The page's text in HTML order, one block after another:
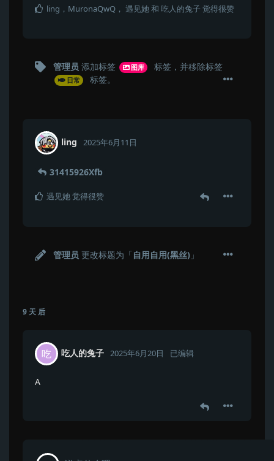
ling ， MuronaQwQ ， 遇见她和 吃人的兔子 觉得很赞
管理员 添加标签 图库 标签 ，并移除标签
日常 标签。
ling 2025年6月11日
31415926Xfb
遇见她觉得很赞
管理员 更改标题为「自用自用(黑丝) 」
9 天 后
吃 吃人的兔子 2025年6月20日 已编辑
A